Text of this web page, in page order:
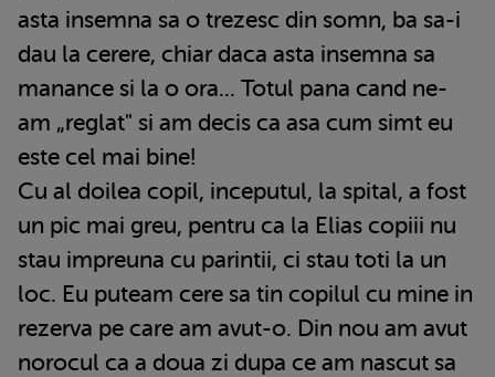
asta insemna sa o trezesc din somn, ba sa-i
dau la cerere, chiar daca asta insemna sa
manance si la o ora... Totul pana cand ne-
am „reglat" si am decis ca asa cum simt eu
este cel mai bine!
Cu al doilea copil, inceputul, la spital, a fost
un pic mai greu, pentru ca la Elias copiii nu
stau impreuna cu parintii, ci stau toti la un
loc. Eu puteam cere sa tin copilul cu mine in
rezerva pe care am avut-o. Din nou am avut
norocul ca a doua zi dupa ce am nascut sa